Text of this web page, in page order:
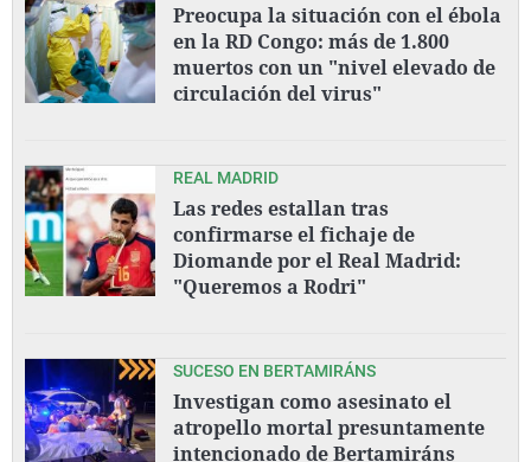
Preocupa la situación con el ébola
en la RD Congo: más de 1.800
muertos con un "nivel elevado de
circulación del virus"
REAL MADRID
Las redes estallan tras
confirmarse el fichaje de
Diomande por el Real Madrid:
"Queremos a Rodri"
SUCESO EN BERTAMIRÁNS
Investigan como asesinato el
atropello mortal presuntamente
intencionado de Bertamiráns